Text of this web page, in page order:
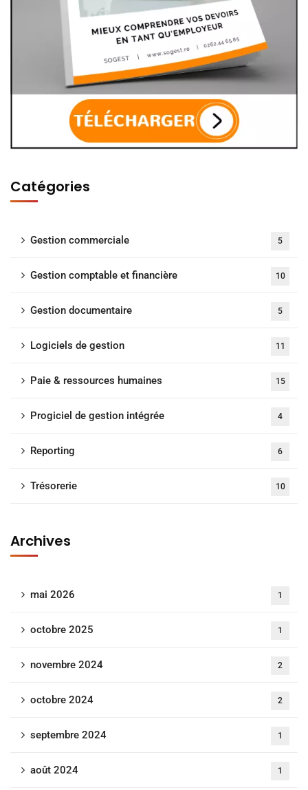
Catégories
Gestion commerciale 5
Gestion comptable et financière 10
Gestion documentaire 5
Logiciels de gestion 11
Paie & ressources humaines 15
Progiciel de gestion intégrée 4
Reporting 6
Trésorerie 10
Archives
mai 2026 1
octobre 2025 1
novembre 2024 2
octobre 2024 2
septembre 2024 1
août 2024 1